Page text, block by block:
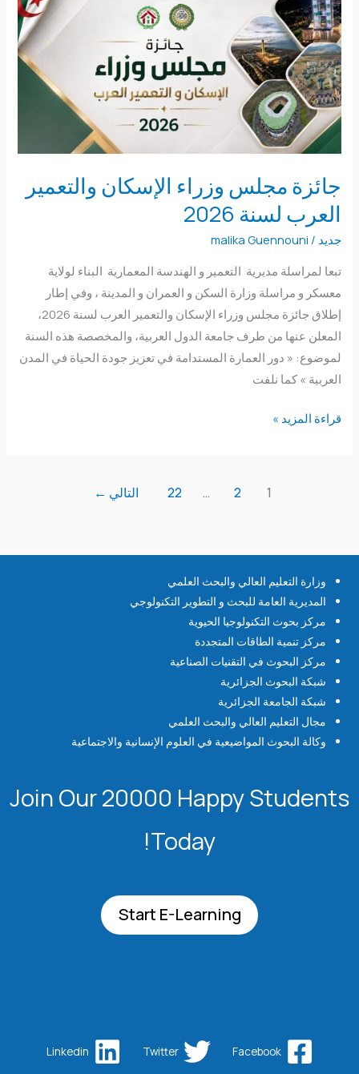
جائزة مجلس وزراء الإسكان والتعمير
العرب لسنة 2026
جديد /
malika Guennouni
تبعا لمراسلة مديرية التعمير و الهندسة المعمارية البناء لولاية
معسكر و مراسلة وزارة السكن و العمران و المدينة ، وفي إطار
إطلاق جائزة مجلس وزراء الإسكان والتعمير العرب لسنة 2026،
المعلن عنها من طرف جامعة الدول العربية، والمخصصة هذه السنة
لموضوع: « دور العمارة المستدامة في تعزيز جودة الحياة في المدن
العربية » كما نلفت
وزراء
الإسكان
والتعمير
العرب
لسنة
2026
قراءة المزيد »
1
2
…
22 التالي ←
وزارة التعليم العالي والبحث العلمي
المديرية العامة للبحث و التطوير التكنولوجي
مركز بحوث التكنولوجيا الحيوية
مركز تنمية الطاقات المتجددة
مركز البحوث في التقنيات الصناعية
شبكة البحوث الجزائرية
شبكة الجامعة الجزائرية
مجال التعليم العالي والبحث العلمي
وكالة البحوث المواضيعية في العلوم الإنسانية والاجتماعية
Join Our 20000 Happy Students​
Today!
Start E-Learning
Facebook
Twitter
Linkedin